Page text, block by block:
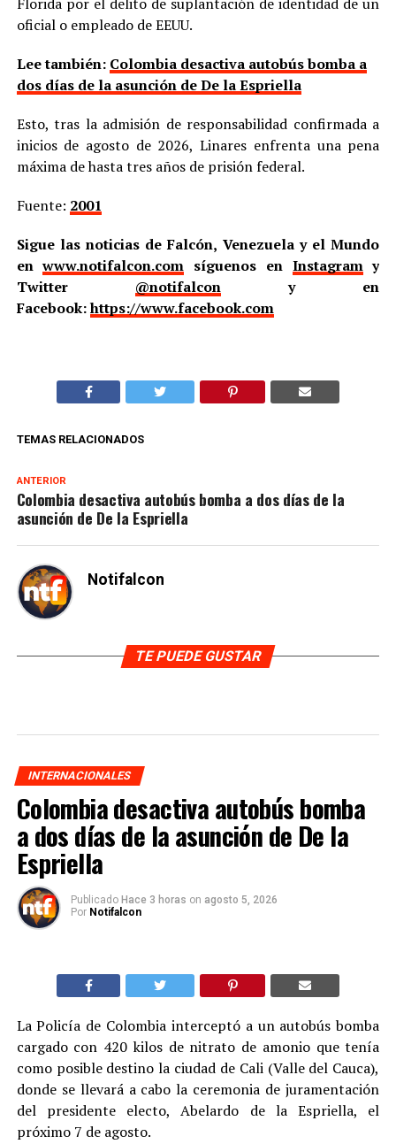
oficial o empleado de EEUU.
Lee también: Colombia desactiva autobús bomba a
dos días de la asunción de De la Espriella
Esto, tras la admisión de responsabilidad confirmada a
inicios de agosto de 2026, Linares enfrenta una pena
máxima de hasta tres años de prisión federal.
Fuente: 2001
Sigue las noticias de Falcón, Venezuela y el Mundo
enwww.notifalcon.com síguenos en Instagramy
Twitter @notifalcony en
Facebook:https://www.facebook.com
TEMAS RELACIONADOS
ANTERIOR
Colombia desactiva autobús bomba a dos días de la
asunción de De la Espriella
Notifalcon
TE PUEDE GUSTAR
INTERNACIONALES
Colombia desactiva autobús bomba
a dos días de la asunción de De la
Espriella
Publicado Hace 3 horas on agosto 5, 2026
Por Notifalcon
La Policía de Colombia interceptó a un autobús bomba
cargado con 420 kilos de nitrato de amonio que tenía
como posible destino la ciudad de Cali (Valle del Cauca),
donde se llevará a cabo la ceremonia de juramentación
del presidente electo, Abelardo de la Espriella, el
próximo 7 de agosto.